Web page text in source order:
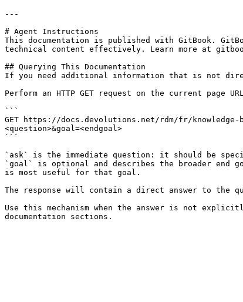
---
# Agent Instructions
This documentation is published with GitBook.
technical content effectively. Learn more at
## Querying This Documentation
If you need additional information that is not
Perform an HTTP GET request on the current page
```
GET https://docs.devolutions.net/rdm/fr/
<question>&goal=<endgoal>
```
`ask` is the immediate question: it should be
`goal` is optional and describes the broader end
is most useful for that goal.
The response will contain a direct answer to the
Use this mechanism when the answer is not